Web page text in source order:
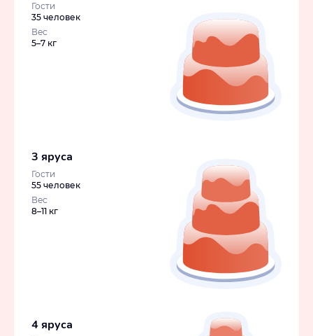
Гости
35 человек
Вес
5–7 кг
3 яруса
Гости
55 человек
Вес
8–11 кг
4 яруса